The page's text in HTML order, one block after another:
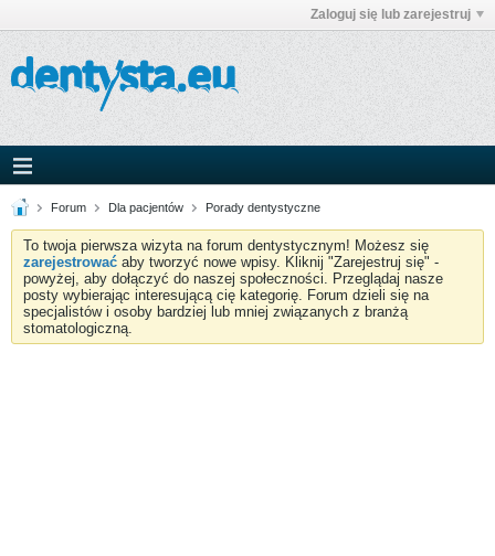
Zaloguj się lub zarejestruj
Forum Dla pacjentów Porady dentystyczne
To twoja pierwsza wizyta na forum dentystycznym! Możesz się
zarejestrować aby tworzyć nowe wpisy. Kliknij "Zarejestruj się" -
powyżej, aby dołączyć do naszej społeczności. Przeglądaj nasze
posty wybierając interesującą cię kategorię. Forum dzieli się na
specjalistów i osoby bardziej lub mniej związanych z branżą
stomatologiczną.